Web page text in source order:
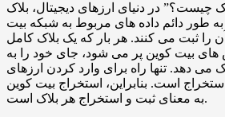
چیست؟” در دنیای ارزهای دیجیتال، بلاک
طور دائم داده های مربوط به شبکه بیت
را ثبت می کنند. هر بار که یک بلاک کامل
های بیت کوین پر می شود، جای خود را به
می دهد. تنها راه برای وارد کردن ارزهای
است. بنابراین، استخراج بیت کوین
به معنای ثبت و استخراج هر بلاک است.